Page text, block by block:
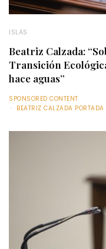
ISLAS
Beatriz Calzada:
Transición
hace aguas”
SPONSORED CONTENT
BEATRIZ CALZADA